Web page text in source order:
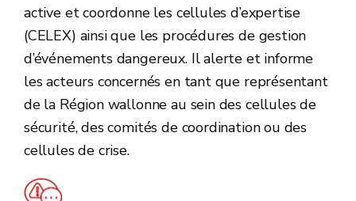
active et coordonne les cellules d’expertise
(CELEX) ainsi que les procédures de gestion
d’événements dangereux. Il alerte et informe
les acteurs concernés en tant que représentant
de la Région wallonne au sein des cellules de
sécurité, des comités de coordination ou des
cellules de crise.